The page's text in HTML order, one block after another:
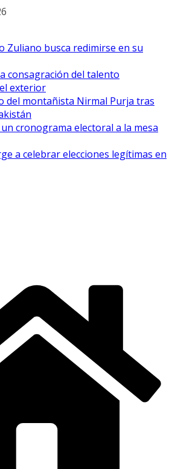
Zuliano busca redimirse en su
consagración del talento
exterior
del montañista Nirmal Purja tras
cronograma electoral a la mesa
a celebrar elecciones legítimas en